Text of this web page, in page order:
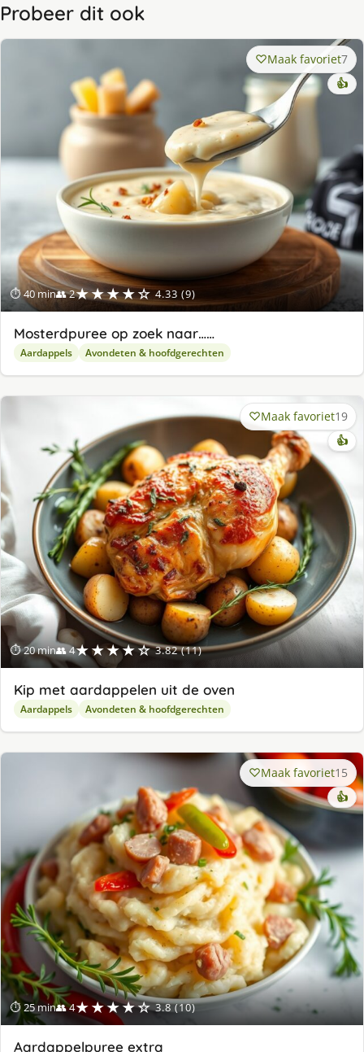
Probeer dit ook
⏱ 40 min👥 2★★★★☆ 4.33 (9)
Maak favoriet7
👍
Mosterdpuree op zoek naar……
Aardappels Avondeten & hoofdgerechten
⏱ 20 min👥 4★★★★☆ 3.82 (11)
Maak favoriet19
👍
Kip met aardappelen uit de oven
Aardappels Avondeten & hoofdgerechten
⏱ 25 min👥 4★★★★☆ 3.8 (10)
Maak favoriet15
👍
Aardappelpuree extra